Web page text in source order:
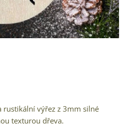
rustikální výřez z 3mm silné
texturou dřeva.